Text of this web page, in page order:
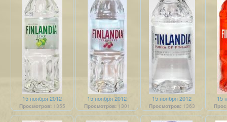
15 ноября 2012
Просмотров:1355
15 ноября 2012
Просмотров: 1301
15 ноября 2012
Просмотров:1363
15